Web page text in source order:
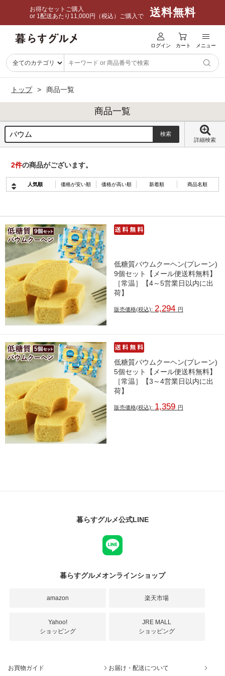
お得なセットご購入
or 1配送あたり11,000円（税込）ご購入で
送料無料
ログイン カート メニュー
トップ 商品一覧
商品一覧
詳細検索
2件の商品がございます。
人気順 価格が安い順 価格が高い順 新着順 商品名順
低糖質バウムクーヘン(プレーン)
9個セット【メール便送料無料】
［常温］【4～5営業日以内に出
荷】
販売価格(税込): 2,294 円
低糖質バウムクーヘン(プレーン)
5個セット【メール便送料無料】
［常温］【3～4営業日以内に出
荷】
販売価格(税込): 1,359 円
暮らすグルメ公式LINE
暮らすグルメオンラインショップ
amazon 楽天市場
Yahoo!
ショッピング
JRE MALL
ショッピング
お買物ガイド お届け・配送について